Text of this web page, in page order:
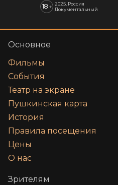
18 + 2025, Россия
Документальный
Основное
Фильмы
События
Театр на экране
Пушкинская карта
История
Правила посещения
Цены
О нас
Зрителям